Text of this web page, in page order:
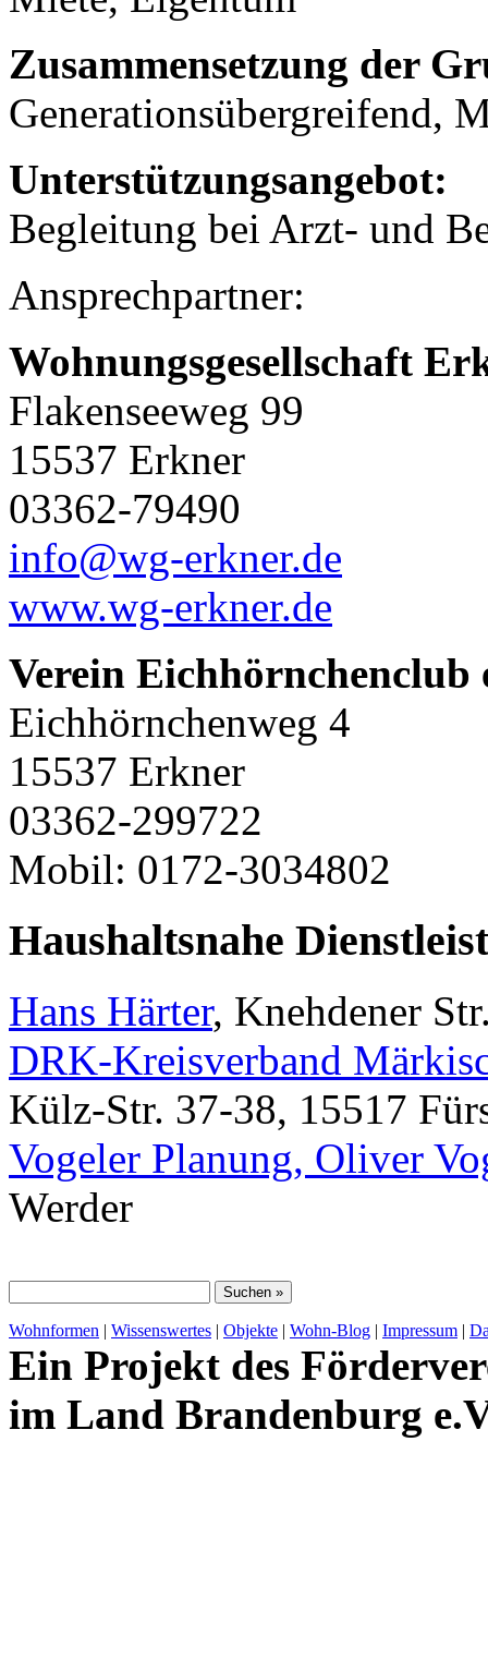
Zusammensetzung der
Generationsübergreifend,
Unterstützungsangebot:
Begleitung bei Arzt- und
Ansprechpartner:
Wohnungsgesellschaft
Flakenseeweg 99
15537 Erkner
03362-79490
info@wg-erkner.de
www.wg-erkner.de
Verein Eichhörnchenclub
Eichhörnchenweg 4
15537 Erkner
03362-299722
Mobil: 0172-3034802
Haushaltsnahe
Hans Härter, Knehdener
DRK-Kreisverband
Külz-Str. 37-38, 15517
Vogeler Planung, Oliver
Werder
Wohnformen | Wissenswertes | Objekte | Wohn-Blog | Impressum |
Ein Projekt des
im Land Brandenburg